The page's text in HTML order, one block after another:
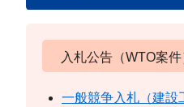
入札公告（WTO案件
一般競争入札（建設